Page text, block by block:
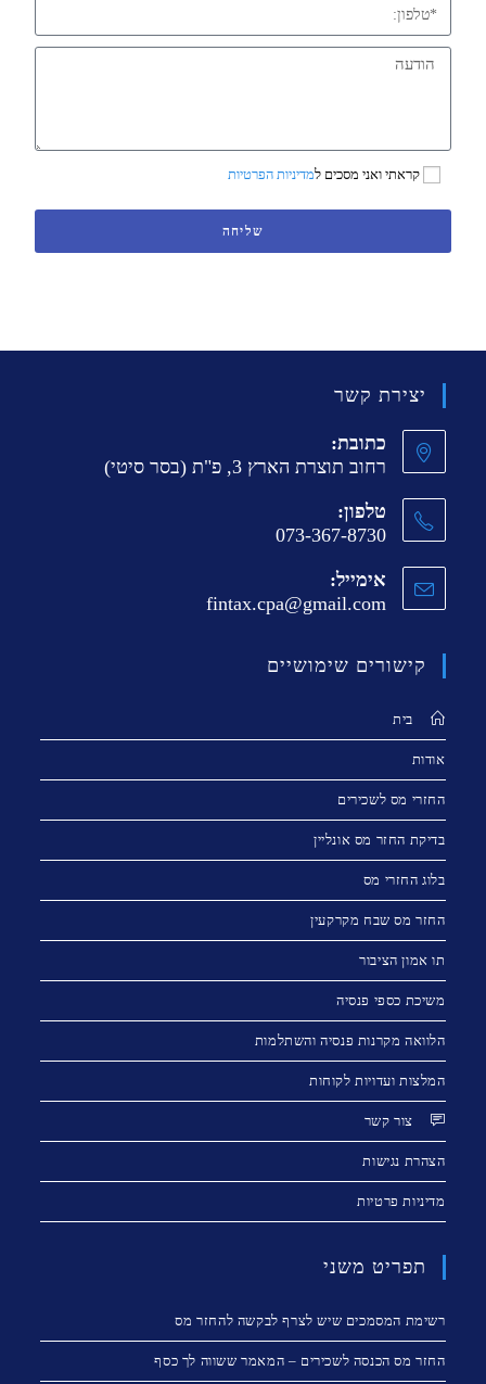
קראתי ואני מסכים למדיניות הפרטיות
שליחה
יצירת קשר
כתובת:
רחוב תוצרת הארץ 3, פ"ת (בסר סיטי)
טלפון:
073-367-8730
אימייל:
fintax.cpa@gmail.com
קישורים שימושיים
בית
אודות
החזרי מס לשכירים
בדיקת החזר מס אונליין
בלוג החזרי מס
החזר מס שבח מקרקעין
תו אמון הציבור
משיכת כספי פנסיה
הלוואה מקרנות פנסיה והשתלמות
המלצות ועדויות לקוחות
צור קשר
הצהרת נגישות
מדיניות פרטיות
תפריט משני
רשימת המסמכים שיש לצרף לבקשה להחזר מס
החזר מס הכנסה לשכירים – המאמר ששווה לך כסף